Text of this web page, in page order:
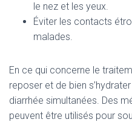
le nez et les yeux.
Éviter les contacts
malades.
En ce qui concerne le
reposer et de bien
diarrhée simultanées. Des
peuvent être utilisés pour